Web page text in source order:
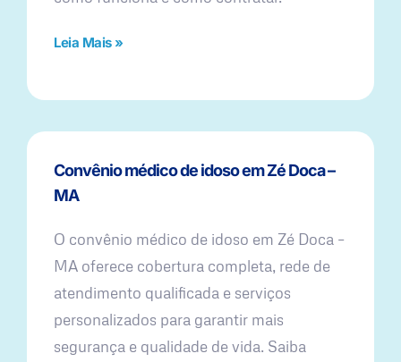
Leia Mais »
Convênio médico de idoso em Zé Doca –
MA
O convênio médico de idoso em Zé Doca –
MA oferece cobertura completa, rede de
atendimento qualificada e serviços
personalizados para garantir mais
segurança e qualidade de vida. Saiba